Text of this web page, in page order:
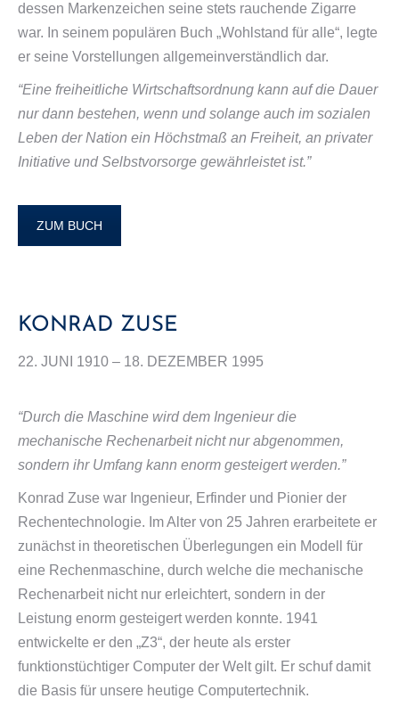
dessen Markenzeichen seine stets rauchende Zigarre
war. In seinem populären Buch „Wohlstand für alle“, legte
er seine Vorstellungen allgemeinverständlich dar.
“Eine freiheitliche Wirtschaftsordnung kann auf die Dauer
nur dann bestehen, wenn und solange auch im sozialen
Leben der Nation ein Höchstmaß an Freiheit, an privater
Initiative und Selbstvorsorge gewährleistet ist.”
ZUM BUCH
KONRAD ZUSE
22. JUNI 1910 – 18. DEZEMBER 1995
“Durch die Maschine wird dem Ingenieur die
mechanische Rechenarbeit nicht nur abgenommen,
sondern ihr Umfang kann enorm gesteigert werden.”
Konrad Zuse war Ingenieur, Erfinder und Pionier der
Rechentechnologie. Im Alter von 25 Jahren erarbeitete er
zunächst in theoretischen Überlegungen ein Modell für
eine Rechenmaschine, durch welche die mechanische
Rechenarbeit nicht nur erleichtert, sondern in der
Leistung enorm gesteigert werden konnte. 1941
entwickelte er den „Z3“, der heute als erster
funktionstüchtiger Computer der Welt gilt. Er schuf damit
die Basis für unsere heutige Computertechnik.